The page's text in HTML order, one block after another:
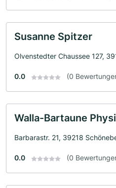
Susanne Spitzer
Olvenstedter Chaussee 127,
0.0 (0
Walla-Bartaune
Barbarastr. 21, 39218
0.0 (0